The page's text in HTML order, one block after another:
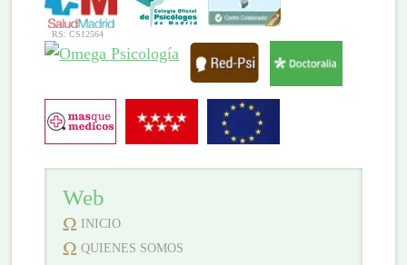
RS: CS12564
Web
INICIO
QUIENES SOMOS